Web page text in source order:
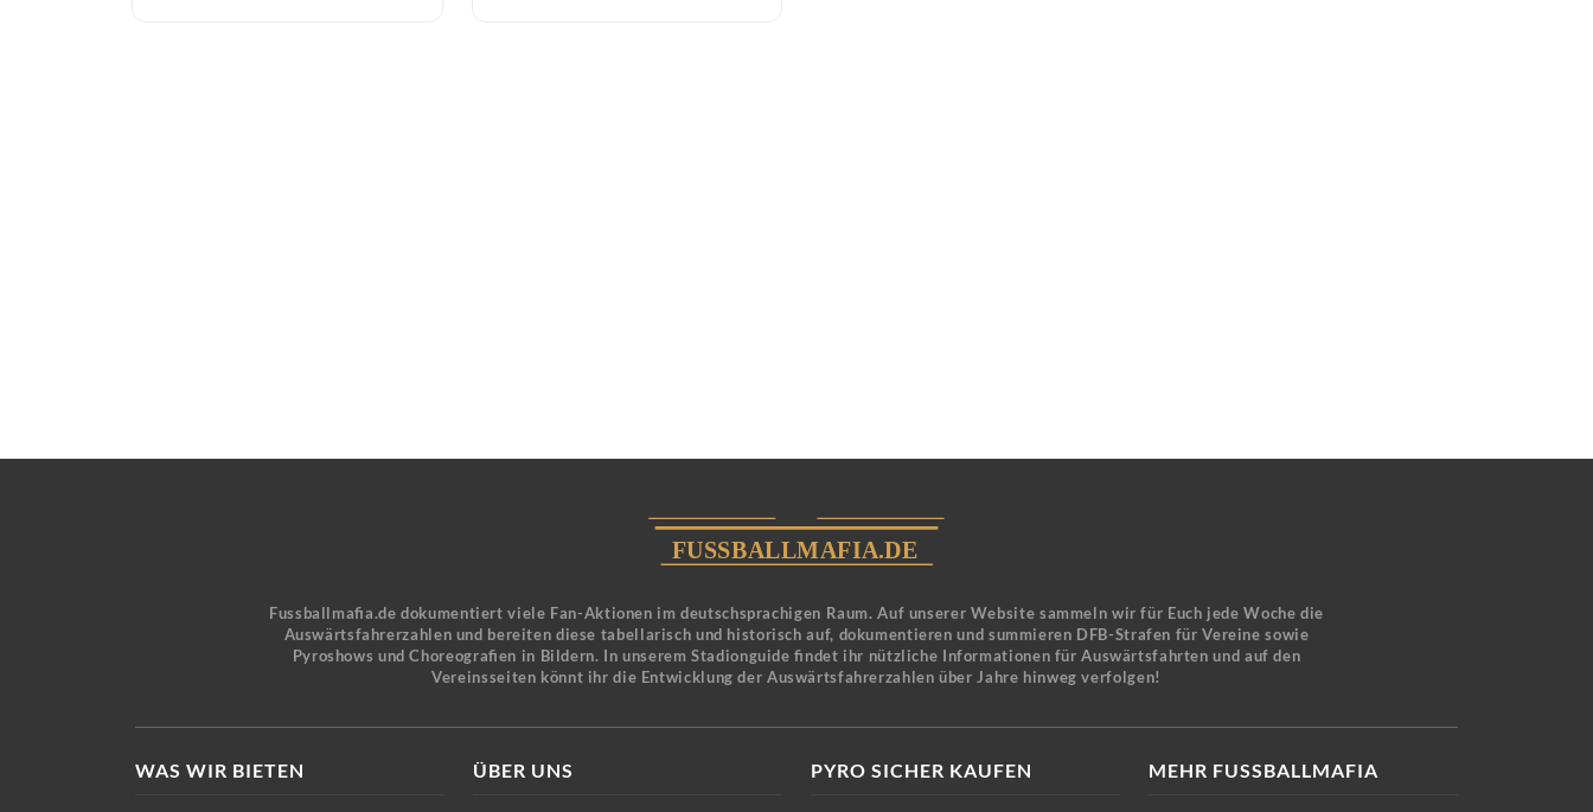
Fussballmafia.de dokumentiert viele Fan-Aktionen im deutschsprachigen Raum. Auf unserer Website sammeln wir für Euch jede Woche die
Auswärtsfahrerzahlen und bereiten diese tabellarisch und historisch auf, dokumentieren und summieren DFB-Strafen für Vereine sowie
Pyroshows und Choreografien in Bildern. In unserem Stadionguide findet ihr nützliche Informationen für Auswärtsfahrten und auf den
Vereinsseiten könnt ihr die Entwicklung der Auswärtsfahrerzahlen über Jahre hinweg verfolgen!
WAS WIR BIETEN ÜBER UNS PYRO SICHER KAUFEN MEHR FUSSBALLMAFIA